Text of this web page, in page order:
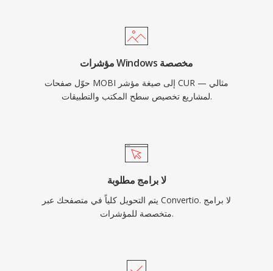
مؤشرات Windows مخصصة
حوّل صفحات MOBI إلى صيغة مؤشر CUR — مثالي
لمشاريع تخصيص سطح المكتب والتطبيقات.
لا برامج مطلوبة
يتم التحويل كلياً في متصفحك عبر Convertio. لا برامج
متخصصة للمؤشرات.